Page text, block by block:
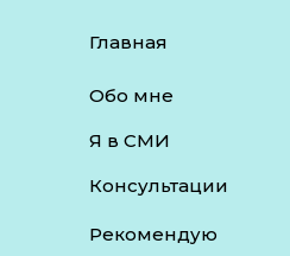
Главная
Обо мне
Я в СМИ
Консультации
Рекомендую